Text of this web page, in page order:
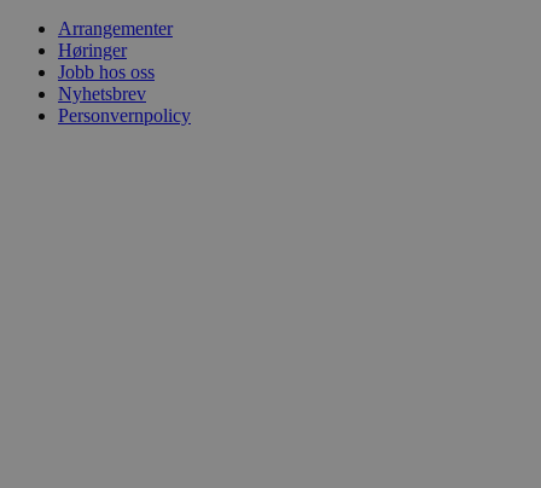
Arrangementer
Høringer
Jobb hos oss
Nyhetsbrev
Personvernpolicy